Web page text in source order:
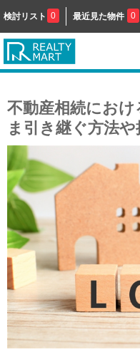
検討リスト 0 最近見た物件 0
不動産相続にお
ま引き継ぐ方法や